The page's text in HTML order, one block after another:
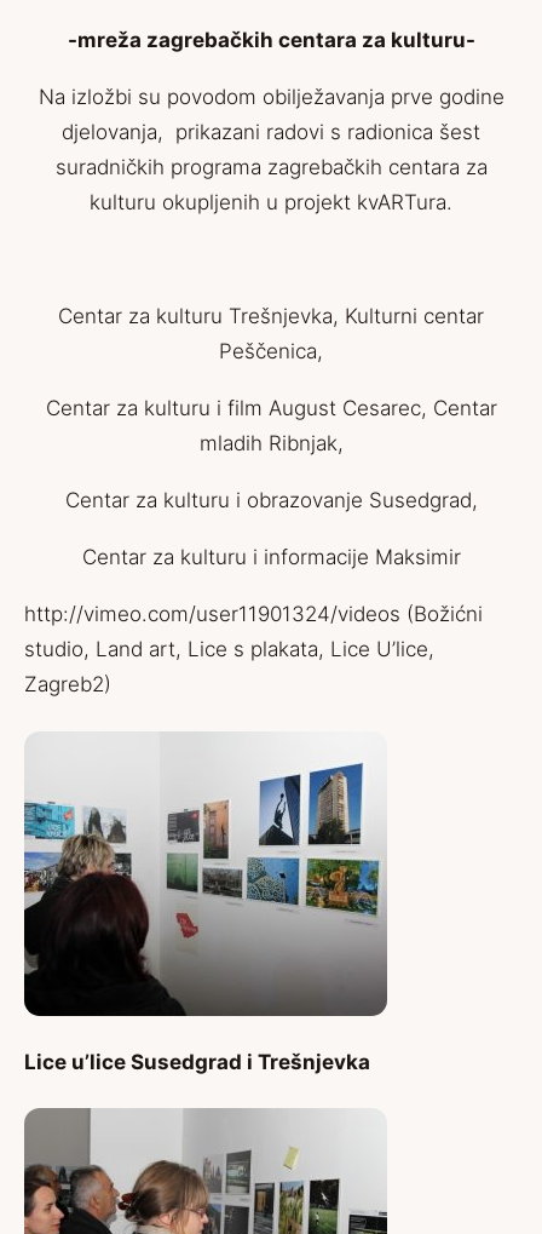
-mreža zagrebačkih centara za kulturu-
Na izložbi su povodom obilježavanja prve godine
djelovanja, prikazani radovi s radionica šest
suradničkih programa zagrebačkih centara za
kulturu okupljenih u projekt kvARTura.
Centar za kulturu Trešnjevka, Kulturni centar
Peščenica,
Centar za kulturu i film August Cesarec, Centar
mladih Ribnjak,
Centar za kulturu i obrazovanje Susedgrad,
Centar za kulturu i informacije Maksimir
http://vimeo.com/user11901324/videos (Božićni
studio, Land art, Lice s plakata, Lice U’lice,
Zagreb2)
Lice u’lice Susedgrad i Trešnjevka